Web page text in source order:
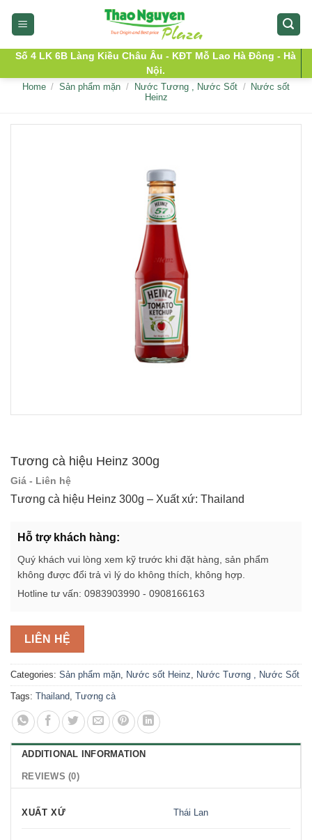
Số 4 LK 6B Làng Kiều Châu Âu - KĐT Mỗ Lao Hà Đông - Hà
Nội.
Home / Sản phẩm mặn / Nước Tương , Nước Sốt /
Nước sốt
Heinz
Tương cà hiệu Heinz 300g
Giá - Liên hệ
Tương cà hiệu Heinz 300g – Xuất xứ: Thailand
Hỗ trợ khách hàng:
Quý khách vui lòng xem kỹ trước khi đặt hàng, sản phẩm
không được đổi trả vì lý do không thích, không hợp.
Hotline tư vấn: 0983903990 - 0908166163
LIÊN HỆ
Categories: Sản phẩm mặn Nước sốt Heinz Nước Tương , Nước Sốt
Tags: Thailand Tương cà
ADDITIONAL INFORMATION
REVIEWS (0)
XUẤT XỨ Thái Lan